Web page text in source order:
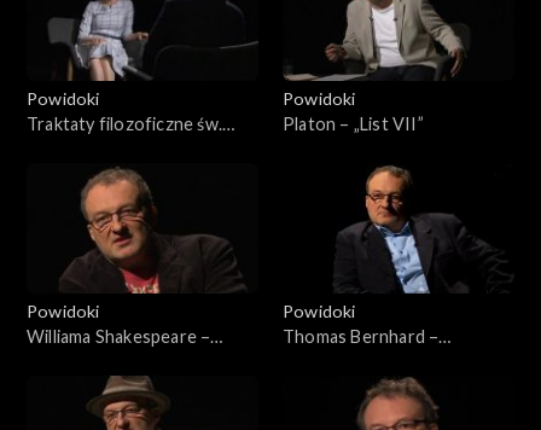
Powidoki
Traktaty filozoficzne św.
Powidoki
Platon – „List VII”
Powidoki
Williama Shakespeare –
Powidoki
Thomas Bernhard –